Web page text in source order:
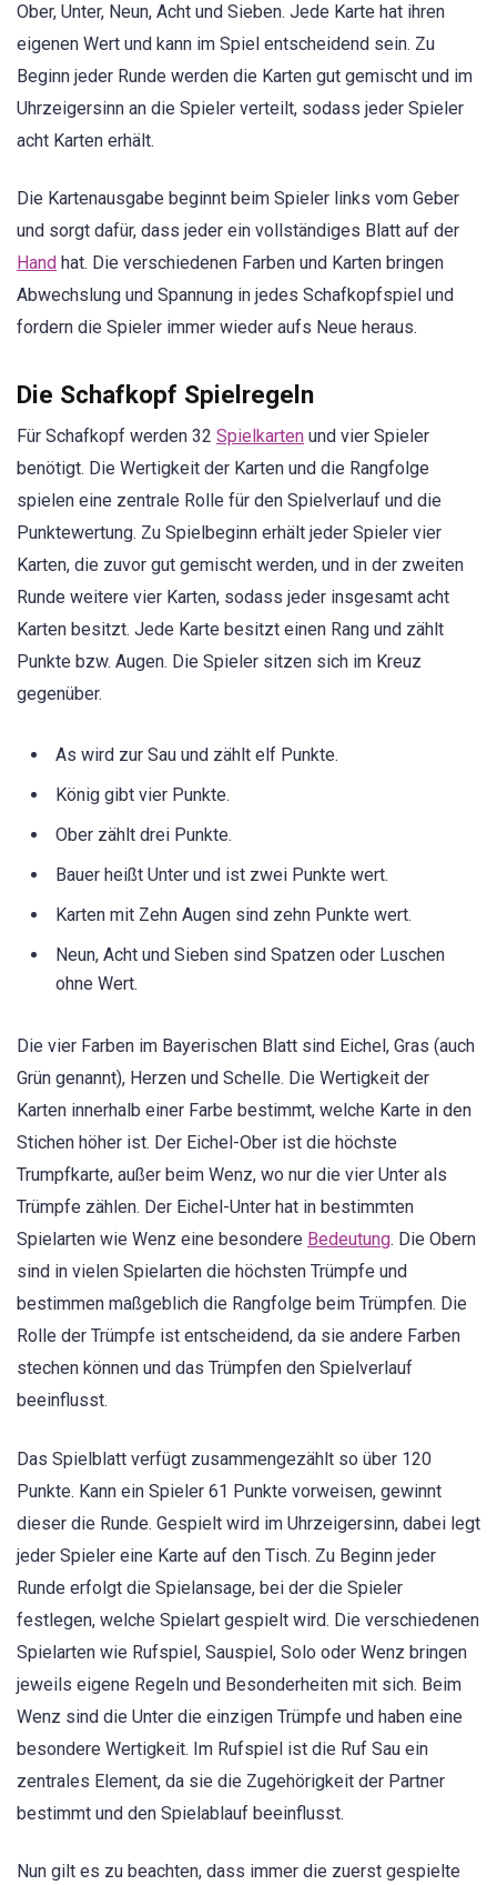
Ober, Unter, Neun, Acht und Sieben. Jede Karte hat ihren
eigenen Wert und kann im Spiel entscheidend sein. Zu
Beginn jeder Runde werden die Karten gut gemischt und im
Uhrzeigersinn an die Spieler verteilt, sodass jeder Spieler
acht Karten erhält.
Die Kartenausgabe beginnt beim Spieler links vom Geber
und sorgt dafür, dass jeder ein vollständiges Blatt auf der
Hand hat. Die verschiedenen Farben und Karten bringen
Abwechslung und Spannung in jedes Schafkopfspiel und
fordern die Spieler immer wieder aufs Neue heraus.
Die Schafkopf Spielregeln
Für Schafkopf werden 32 Spielkarten und vier Spieler
benötigt. Die Wertigkeit der Karten und die Rangfolge
spielen eine zentrale Rolle für den Spielverlauf und die
Punktewertung. Zu Spielbeginn erhält jeder Spieler vier
Karten, die zuvor gut gemischt werden, und in der zweiten
Runde weitere vier Karten, sodass jeder insgesamt acht
Karten besitzt. Jede Karte besitzt einen Rang und zählt
Punkte bzw. Augen. Die Spieler sitzen sich im Kreuz
gegenüber.
As wird zur Sau und zählt elf Punkte.
König gibt vier Punkte.
Ober zählt drei Punkte.
Bauer heißt Unter und ist zwei Punkte wert.
Karten mit Zehn Augen sind zehn Punkte wert.
Neun, Acht und Sieben sind Spatzen oder Luschen
ohne Wert.
Die vier Farben im Bayerischen Blatt sind Eichel, Gras (auch
Grün genannt), Herzen und Schelle. Die Wertigkeit der
Karten innerhalb einer Farbe bestimmt, welche Karte in den
Stichen höher ist. Der Eichel-Ober ist die höchste
Trumpfkarte, außer beim Wenz, wo nur die vier Unter als
Trümpfe zählen. Der Eichel-Unter hat in bestimmten
Spielarten wie Wenz eine besondere Bedeutung. Die Obern
sind in vielen Spielarten die höchsten Trümpfe und
bestimmen maßgeblich die Rangfolge beim Trümpfen. Die
Rolle der Trümpfe ist entscheidend, da sie andere Farben
stechen können und das Trümpfen den Spielverlauf
beeinflusst.
Das Spielblatt verfügt zusammengezählt so über 120
Punkte. Kann ein Spieler 61 Punkte vorweisen, gewinnt
dieser die Runde. Gespielt wird im Uhrzeigersinn, dabei legt
jeder Spieler eine Karte auf den Tisch. Zu Beginn jeder
Runde erfolgt die Spielansage, bei der die Spieler
festlegen, welche Spielart gespielt wird. Die verschiedenen
Spielarten wie Rufspiel, Sauspiel, Solo oder Wenz bringen
jeweils eigene Regeln und Besonderheiten mit sich. Beim
Wenz sind die Unter die einzigen Trümpfe und haben eine
besondere Wertigkeit. Im Rufspiel ist die Ruf Sau ein
zentrales Element, da sie die Zugehörigkeit der Partner
bestimmt und den Spielablauf beeinflusst.
Nun gilt es zu beachten, dass immer die zuerst gespielte